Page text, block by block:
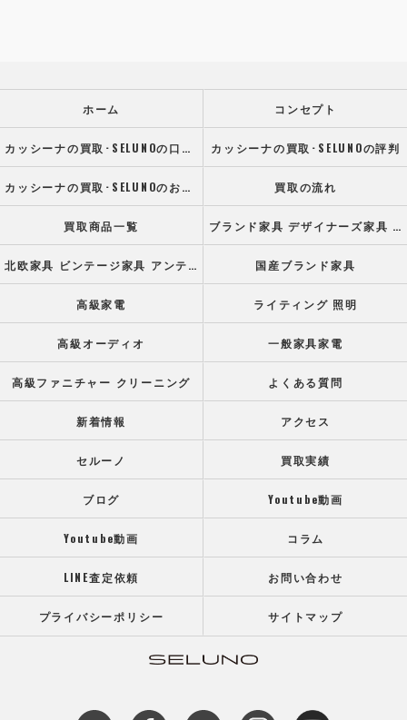
ホーム コンセプト
カッシーナの買取･SELUNOの口コミ情報 カッシーナの買取･SELUNOの評判
カッシーナの買取･SELUNOのお客様の声 買取の流れ
買取商品一覧 ブランド家具 デザイナーズ家具 高級オフィス家具
北欧家具 ビンテージ家具 アンティーク家具 国産ブランド家具
高級家電 ライティング 照明
高級オーディオ 一般家具家電
高級ファニチャー クリーニング よくある質問
新着情報 アクセス
セルーノ 買取実績
ブログ Youtube動画
Youtube動画 コラム
LINE査定依頼 お問い合わせ
プライバシーポリシー サイトマップ